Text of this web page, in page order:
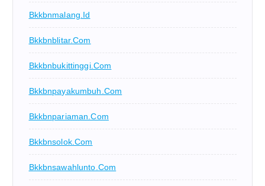
Bkkbnmalang.id
Bkkbnblitar.com
Bkkbnbukittinggi.com
Bkkbnpayakumbuh.com
Bkkbnpariaman.com
Bkkbnsolok.com
Bkkbnsawahlunto.com